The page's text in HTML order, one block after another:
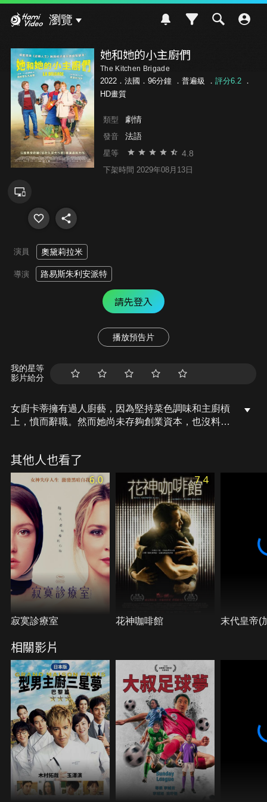
瀏覽
她和她的小主廚們
The Kitchen Brigade
2022．法國．96分鐘 ． 普遍級 ． 評分6.2．
HD畫質
類型 劇情
發音 法語
星等 4.8
下架時間 2029年08月13日
演員 奧黛莉拉米
導演 路易斯朱利安派特
請先登入
播放預告片
我的星等
影片給分
女廚卡蒂擁有過人廚藝，因為堅持菜色調味和主廚槓
上，憤而辭職。然而她尚未存夠創業資本，也沒料到
內的有志青年，開起廚藝集訓班，手把手傳承功夫。
且看這支倉促成軍的料理雜牌軍如何越挫越勇，以廚
藝逆轉人生！
其他人也看了
6.0
寂寞診療室
7.4
花神咖啡館 末代皇帝(
相關影片